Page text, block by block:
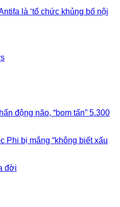
là ‘tổ chức khủng bố nội
động não, “bom tấn” 5.300
Phi bị mắng “không biết xấu
đời